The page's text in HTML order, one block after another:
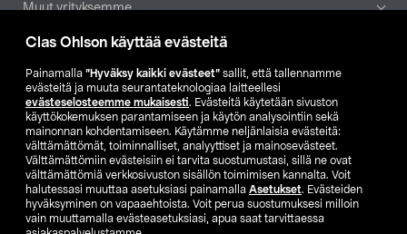
Clas Ohlson käyttää evästeitä
Painamalla ”Hyväksy kaikki evästeet” sallit, että tallennamme
evästeitä ja muuta seurantateknologiaa laitteellesi
evästeselosteemme mukaisesti. Evästeitä käytetään sivuston
käyttökokemuksen parantamiseen ja käytön analysointiin sekä
mainonnan kohdentamiseen. Käytämme neljänlaisia evästeitä:
välttämättömät, toiminnalliset, analyyttiset ja mainosevästeet.
Välttämättömiin evästeisiin ei tarvita suostumustasi, sillä ne ovat
välttämättömiä verkkosivuston sisällön toimimisen kannalta. Voit
halutessasi muuttaa asetuksiasi painamalla Asetukset. Evästeiden
hyväksyminen on vapaaehtoista. Voit perua suostumuksesi milloin
vain muuttamalla evästeasetuksiasi, apua saat tarvittaessa
Muut yrityksemme
Etsi myymälä
SE NO FI
FI SV